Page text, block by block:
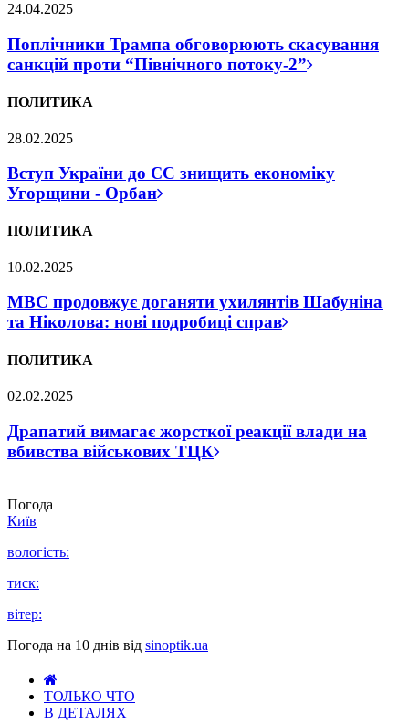
24.04.2025
Поплічники Трампа обговорюють скасування
санкцій проти “Північного потоку-2”
ПОЛИТИКА
28.02.2025
Вступ України до ЄС знищить економіку
Угорщини - Орбан
ПОЛИТИКА
10.02.2025
МВС продовжує доганяти ухилянтів Шабуніна
та Ніколова: нові подробиці справ
ПОЛИТИКА
02.02.2025
Драпатий вимагає жорсткої реакції влади на
вбивства військових ТЦК
Погода
Київ
вологість:
тиск:
вітер:
Погода на 10 днів від sinoptik.ua
ТОЛЬКО ЧТО
В ДЕТАЛЯХ